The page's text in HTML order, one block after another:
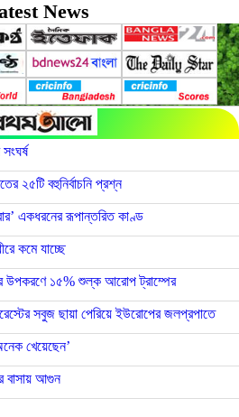
News
২৫টি বহুনির্বাচনি প্রশ্ন
একধরনের রূপান্তরিত কাণ্ড
কমে যাচ্ছে
উপকরণে ১৫% শুল্ক আরোপ ট্রাম্পের
সবুজ ছায়া পেরিয়ে ইউরোপের জলপ্রপাতে
খেয়েছেন’
বাসায় আগুন